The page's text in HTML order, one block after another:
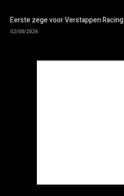
Eerste zege voor Verstappen Racing
02/08/2026